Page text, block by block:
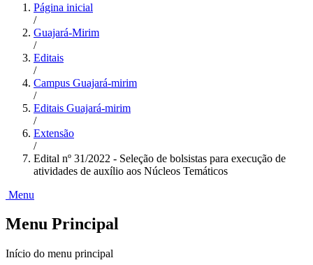
Página inicial
/
Guajará-Mirim
/
Editais
/
Campus Guajará-mirim
/
Editais Guajará-mirim
/
Extensão
/
Edital nº 31/2022 - Seleção de bolsistas para execução de
atividades de auxílio aos Núcleos Temáticos
Menu
Menu Principal
Início do menu principal